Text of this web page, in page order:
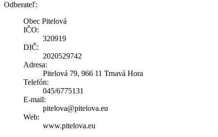
Odberateľ:
Obec Pitelová
IČO:
320919
DIČ:
2020529742
Adresa:
Pitelová 79, 966 11 Trnavá Hora
Telefón:
045/6775131
E-mail:
pitelova@pitelova.eu
Web:
www.pitelova.eu